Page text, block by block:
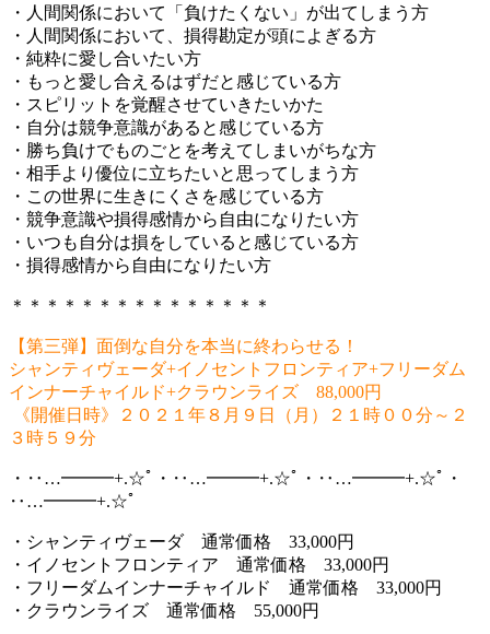
・人間関係において「負けたくない」が出てしまう方
・人間関係において、損得勘定が頭によぎる方
・純粋に愛し合いたい方
・もっと愛し合えるはずだと感じている方
・スピリットを覚醒させていきたいかた
・自分は競争意識があると感じている方
・勝ち負けでものごとを考えてしまいがちな方
・相手より優位に立ちたいと思ってしまう方
・この世界に生きにくさを感じている方
・競争意識や損得感情から自由になりたい方
・いつも自分は損をしていると感じている方
・損得感情から自由になりたい方
＊＊＊＊＊＊＊＊＊＊＊＊＊＊＊
【第三弾】面倒な自分を本当に終わらせる！
シャンティヴェーダ+イノセントフロンティア+フリーダム
インナーチャイルド+クラウンライズ 88,000円
《開催日時》２０２１年８月９日（月）２１時００分～２
３時５９分
・‥…━━━+.☆ﾟ・‥…━━━+.☆ﾟ・‥…━━━+.☆ﾟ・
‥…━━━+.☆ﾟ
・シャンティヴェーダ 通常価格 33,000円
・イノセントフロンティア 通常価格 33,000円
・フリーダムインナーチャイルド 通常価格 33,000円
・クラウンライズ 通常価格 55,000円